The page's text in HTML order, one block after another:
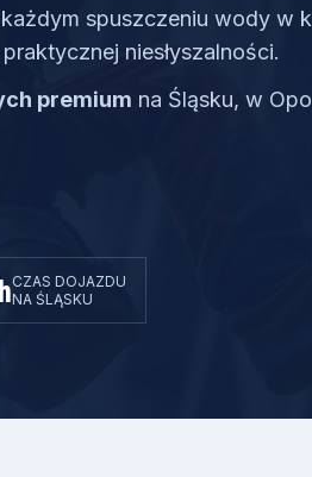
spuszczeniu wody w
niesłyszalności.
premium na Śląsku, w
CZAS DOJAZDU
NA ŚLĄSKU